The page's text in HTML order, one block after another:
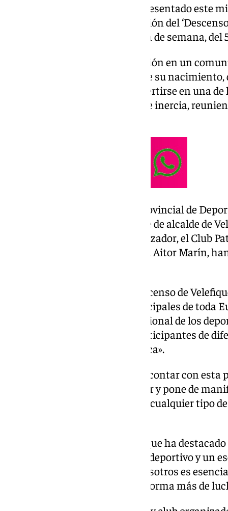
La Diputación de Almería ha presentado este
Ruiz de Almería una nueva edición del
Velefique’, que se celebra este fin de semana,
Según ha informado la Diputación en un
programa ‘Almería Activa’ desde su
ido evolucionando» hasta convertirse en una
los aficionados a los deportes de inercia,
El vicepresidente y diputado provincial de
José Antonio García, la teniente de alcalde de
el representante del club organizador, el Club
Alicante y la empresa Pack Run, Aitor Marín,
García ha señalado que «el ‘Descenso de
los riders, como uno de los principales de toda
importantes del panorama nacional de los
muy buena inscripción con participantes de
Europa y hasta de Latinoamérica».
de Almería contar con
provincia es un verdadero honor y pone de
es el mejor lugar para practicar cualquier tipo
La teniente de alcalde de Velefique ha
evento muy importante a nivel deportivo y un
Además de lo deportivo para nosotros es
personas a visitarnos y es una forma más de